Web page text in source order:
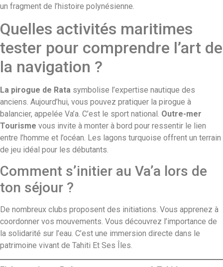
un fragment de l’histoire polynésienne.
Quelles activités maritimes
tester pour comprendre l’art de
la navigation ?
La pirogue de Rata symbolise l’expertise nautique des
anciens. Aujourd’hui, vous pouvez pratiquer la pirogue à
balancier, appelée Va’a. C’est le sport national. Outre-mer
Tourisme vous invite à monter à bord pour ressentir le lien
entre l’homme et l’océan. Les lagons turquoise offrent un terrain
de jeu idéal pour les débutants.
Comment s’initier au Va’a lors de
ton séjour ?
De nombreux clubs proposent des initiations. Vous apprenez à
coordonner vos mouvements. Vous découvrez l’importance de
la solidarité sur l’eau. C’est une immersion directe dans le
patrimoine vivant de Tahiti Et Ses Îles.